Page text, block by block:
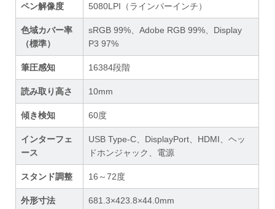
ペン解像度 5080LPI（ラインパーインチ）
色域カバー率
（標準）
sRGB 99%、Adobe RGB 99%、Display
P3 97%
筆圧感知 16384段階
読み取り高さ 10mm
傾き検知 60度
インターフェ
ース
USB Type-C、DisplayPort、HDMI、ヘッ
ドホンジャック、電源
スタンド調整 16～72度
外形寸法 681.3×423.8×44.0mm